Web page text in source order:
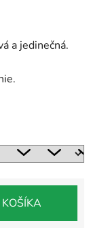
a jedinečná.